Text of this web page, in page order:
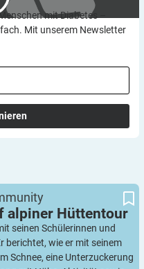
mit Diabetes –
Mit unserem Newsletter
alpiner Hüttentour
seinen Schülerinnen und
berichtet, wie er mit seinem
Schnee, eine Unterzuckerung